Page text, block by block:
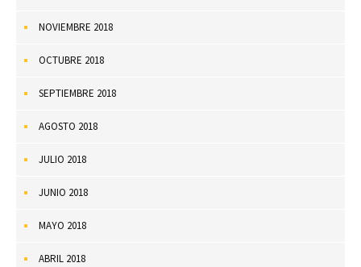
NOVIEMBRE 2018
OCTUBRE 2018
SEPTIEMBRE 2018
AGOSTO 2018
JULIO 2018
JUNIO 2018
MAYO 2018
ABRIL 2018